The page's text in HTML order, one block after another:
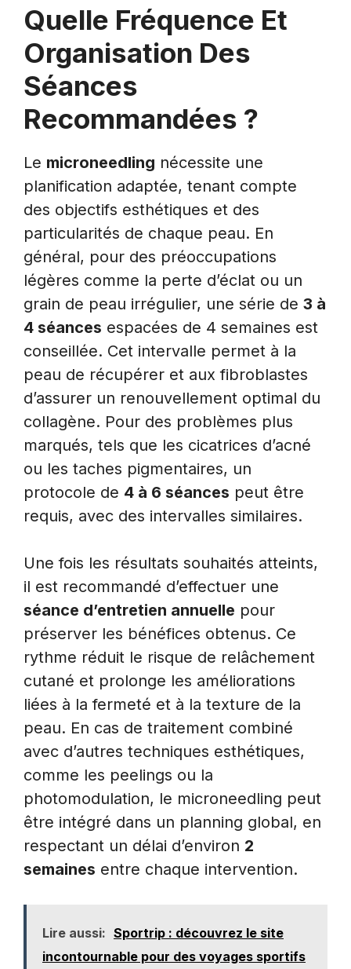
Quelle Fréquence Et
Organisation Des
Séances
Recommandées ?
Le microneedling nécessite une
planification adaptée, tenant compte
des objectifs esthétiques et des
particularités de chaque peau. En
général, pour des préoccupations
légères comme la perte d’éclat ou un
grain de peau irrégulier, une série de 3 à
4 séances espacées de 4 semaines est
conseillée. Cet intervalle permet à la
peau de récupérer et aux fibroblastes
d’assurer un renouvellement optimal du
collagène. Pour des problèmes plus
marqués, tels que les cicatrices d’acné
ou les taches pigmentaires, un
protocole de 4 à 6 séances peut être
requis, avec des intervalles similaires.
Une fois les résultats souhaités atteints,
il est recommandé d’effectuer une
séance d’entretien annuelle pour
préserver les bénéfices obtenus. Ce
rythme réduit le risque de relâchement
cutané et prolonge les améliorations
liées à la fermeté et à la texture de la
peau. En cas de traitement combiné
avec d’autres techniques esthétiques,
comme les peelings ou la
photomodulation, le microneedling peut
être intégré dans un planning global, en
respectant un délai d’environ 2
semaines entre chaque intervention.
Lire aussi: Sportrip : découvrez le site
incontournable pour des voyages sportifs